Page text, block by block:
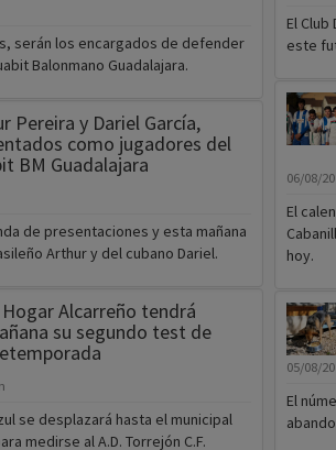
serán los encargados de defender
Balonmano Guadalajara.
Pereira y Dariel García,
como jugadores del
BM Guadalajara
de presentaciones y esta mañana
Arthur y del cubano Dariel.
Hogar Alcarreño tendrá
su segundo test de
se desplazará hasta el municipal
medirse al A.D. Torrejón C.F.
El
este
06/08/
El
hoy.
05/08/
El